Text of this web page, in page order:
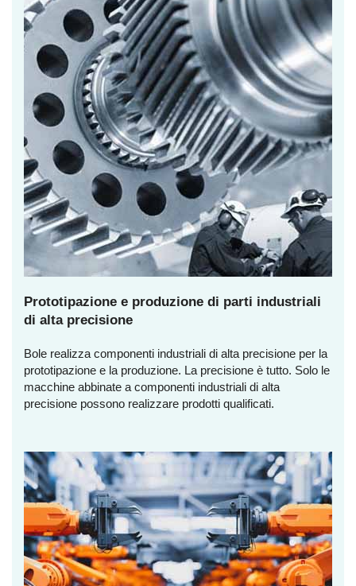
Prototipazione e produzione di parti industriali
di alta precisione
Bole realizza componenti industriali di alta precisione per la
prototipazione e la produzione. La precisione è tutto. Solo le
macchine abbinate a componenti industriali di alta
precisione possono realizzare prodotti qualificati.